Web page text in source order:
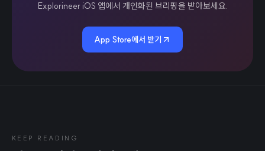
Explorineer iOS 앱에서 개인화된 브리핑을 받아보세요.
App Store에서 받기
KEEP READING